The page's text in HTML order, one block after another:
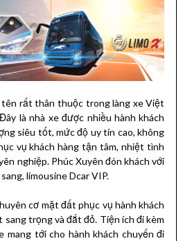
rất thân thuộc trong làng xe Việt
là nhà xe được nhiều hành khách
siêu tốt, mức độ uy tín cao, không
vụ khách hàng tận tâm, nhiệt tình
nghiệp. Phúc Xuyên đón khách với
limousine Dcar VIP.
cơ mặt đất phục vụ hành khách
trọng và đắt đỏ. Tiện ích đi kèm
mang tới cho hành khách chuyến đi